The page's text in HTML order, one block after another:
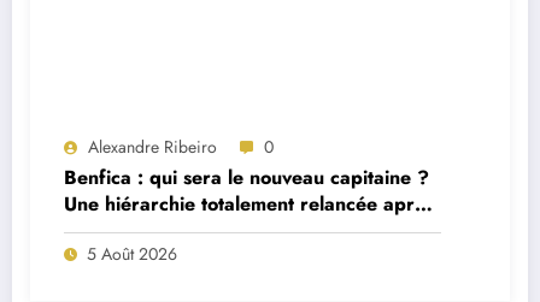
Alexandre Ribeiro 0
Benfica : qui sera le nouveau capitaine ?
Une hiérarchie totalement relancée après
deux départs majeurs
5 Août 2026